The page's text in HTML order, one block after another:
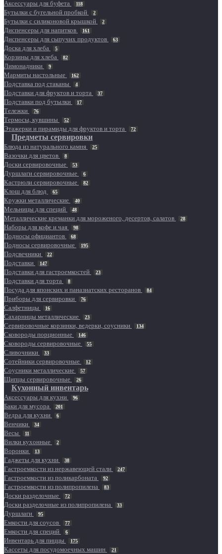
Аксессуары для буфета 118
Бутылки с бугельной пробкой 2
Бутылки с силиконовой крышкой 2
Диспенсеры для напитков 161
Диспенсеры для сыпучих продуктов 63
Доска для хлеба 5
Корзины для хлеба 82
Лимонадники 9
Мармиты настольные 162
Подставка под стаканы 4
Подставки для фруктов и торта 37
Подставки под бутылки 17
Тележки 76
Термосы, кувшины 52
Этажерки и пирамиды для фруктов и торта 72
Предметы сервировки
Блюда из натурального камня 25
Вазочки для цветов 8
Доски сервировочные 53
Дуршлаги сервировочные 6
Кастрюли сервировочные 82
Клош для блюд 65
Кружки металлические 40
Мельницы для специй 48
Металлические креманки для мороженого, десертов, салатов 28
Наборы для кофе и чая 98
Подносы официантов 68
Подносы сервировочные 195
Подсвечники 22
Подставки 147
Подставки для гастроемкостей 23
Подставки для торта 8
Посуда для японских и паназиатских ресторанов 84
Приборы для сервировки 76
Салфетницы 16
Сахарницы металлические 23
Сервировочные корзинки, ведерки, соусники 134
Сковороды порционные 146
Сковороды сервировочные 55
Сливочники 33
Сотейники сервировочные 12
Соусники металлические 57
Щипцы сервировочные 26
Кухонный инвентарь
Аксессуары для кухни 96
Баки для мусора 201
Ведра для кухни 6
Венчики 34
Весы 11
Вилки кухонные 2
Воронки 13
Гаджеты для кухни 38
Гастроемкости из нержавеющей стали 247
Гастроемкости из поликарбоната 92
Гастроемкости из полипропилена 83
Доски разделочные 72
Доски разделочные из полипропилена 33
Дуршлаги 95
Емкости для соусов 77
Емкости для специй 6
Инвентарь для пиццы 175
Кассеты для посудомоечных машин 21